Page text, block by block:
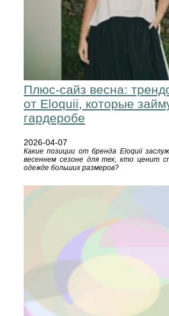
Плюс-сайз весна:
от Eloquii, которые
гардеробе
2026-04-07
Какие позиции от бренда Eloquii
весеннем сезоне для тех, кто ценит
одежде больших размеров?